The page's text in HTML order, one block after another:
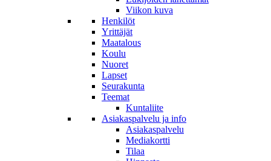
Viikon kuva
Henkilöt
Yrittäjät
Maatalous
Koulu
Nuoret
Lapset
Seurakunta
Teemat
Kuntaliite
Asiakaspalvelu ja info
Asiakaspalvelu
Mediakortti
Tilaa